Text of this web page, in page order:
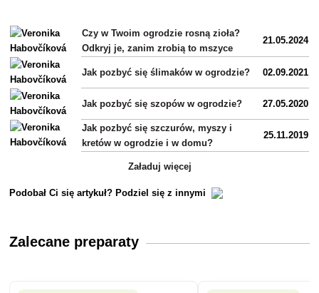
Czy w Twoim ogrodzie rosną zioła?
Odkryj je, zanim zrobią to mszyce
21.05.2024
Jak pozbyć się ślimaków w ogrodzie? 02.09.2021
Jak pozbyć się szopów w ogrodzie? 27.05.2020
Jak pozbyć się szczurów, myszy i
kretów w ogrodzie i w domu?
25.11.2019
Załaduj więcej
Podobał Ci się artykuł? Podziel się z innymi
Zalecane preparaty